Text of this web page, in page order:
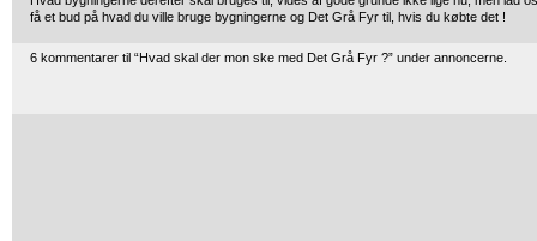
få et bud på hvad du ville bruge bygningerne og Det Grå Fyr til, hvis du købte det !
6 kommentarer til “Hvad skal der mon ske med Det Grå Fyr ?” under annoncerne.